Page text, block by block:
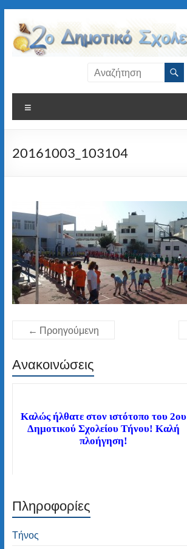
περιεχόμενο
Δημοτικό
Σχολείο
Τήνου
20161003_103104
← Προηγούμενη
Ανακοινώσεις
Καλώς ήλθατε στον ιστότοπο του 2ου
Δημοτικού Σχολείου Τήνου! Καλή
πλοήγηση!
Διαβάστε τα νέα μας άρθρα στην αρχική
Πληροφορίες
Τήνος